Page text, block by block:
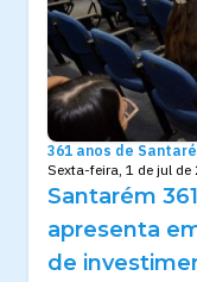
361 anos de
Sexta-feira, 1 de jul de
Santarém
apresenta
de